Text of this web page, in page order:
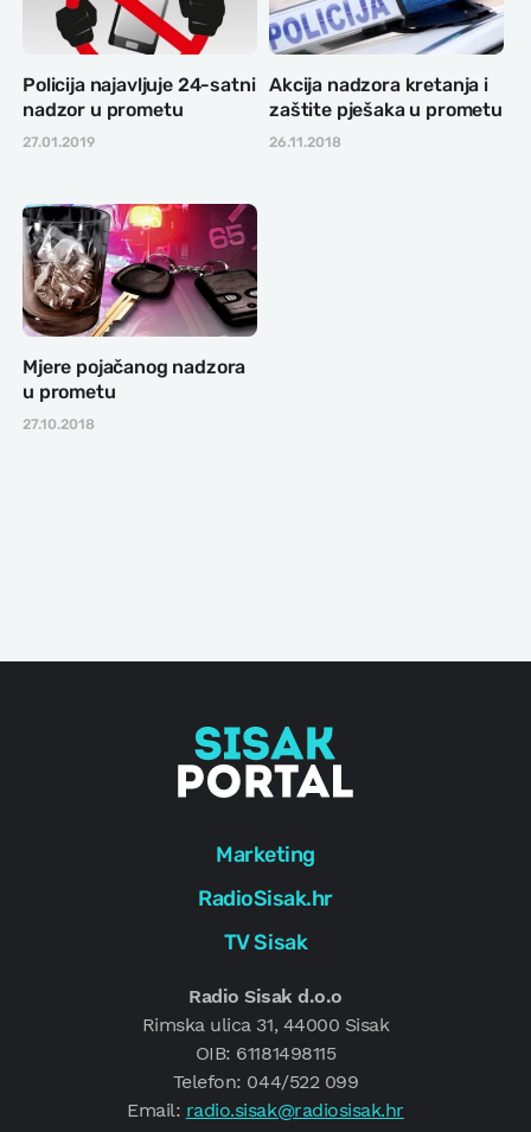
Policija najavljuje 24-satni
nadzor u prometu
27.01.2019
Akcija nadzora kretanja i
zaštite pješaka u prometu
26.11.2018
Mjere pojačanog nadzora
u prometu
27.10.2018
Marketing
RadioSisak.hr
TV Sisak
Radio Sisak d.o.o
Rimska ulica 31, 44000 Sisak
OIB: 61181498115
Telefon: 044/522 099
Email: radio.sisak@radiosisak.hr